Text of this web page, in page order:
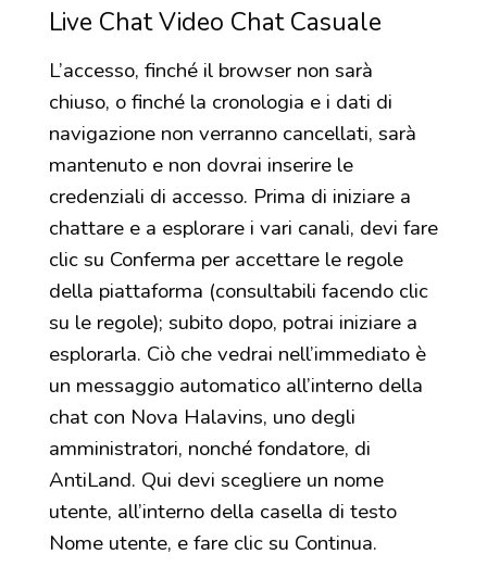
Live Chat Video Chat Casuale
L’accesso, finché il browser non sarà
chiuso, o finché la cronologia e i dati di
navigazione non verranno cancellati, sarà
mantenuto e non dovrai inserire le
credenziali di accesso. Prima di iniziare a
chattare e a esplorare i vari canali, devi fare
clic su Conferma per accettare le regole
della piattaforma (consultabili facendo clic
su le regole); subito dopo, potrai iniziare a
esplorarla. Ciò che vedrai nell’immediato è
un messaggio automatico all’interno della
chat con Nova Halavins, uno degli
amministratori, nonché fondatore, di
AntiLand. Qui devi scegliere un nome
utente, all’interno della casella di testo
Nome utente, e fare clic su Continua.